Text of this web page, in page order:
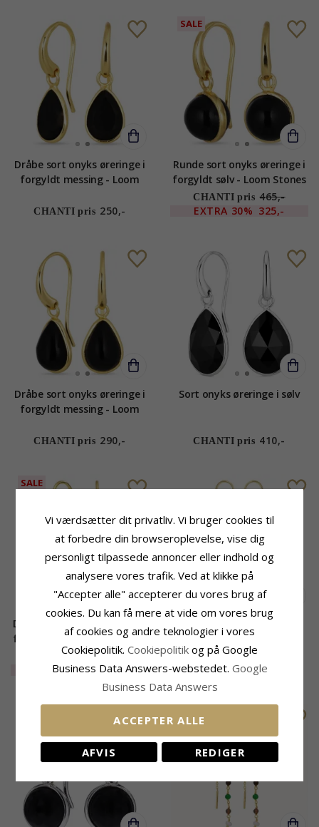
Dråbe sort onyks øreringe i
forgyldt messing - Loom
CHANTI pris 250,-
SALE
Runde sort onyks øreringe i
forgyldt sølv - Loom Stones
CHANTI pris 465,-
EXTRA 30% 325,-
Dråbe sort onyks øreringe i
forgyldt messing - Loom
CHANTI pris 290,-
Sort onyks øreringe i sølv
CHANTI pris 410,-
SALE
Dråbe grøn onyks øreringe i
forgyldt sølv - Loom Stones
CHANTI pris 355,-
EXTRA 55% 160,-
Lange multifarvede kæde
øreringe i forgyldt sølv -
Loom Stones
CHANTI pris 400,-
Vi værdsætter dit privatliv. Vi bruger cookies til
at forbedre din browseroplevelse, vise dig
personligt tilpassede annoncer eller indhold og
analysere vores trafik. Ved at klikke på
"Accepter alle" accepterer du vores brug af
cookies. Du kan få mere at vide om vores brug
af cookies og andre teknologier i vores
Cookiepolitik. Cookiepolitik og på Google
Business Data Answers-webstedet. Google
Business Data Answers
ACCEPTER ALLE
AFVIS REDIGER